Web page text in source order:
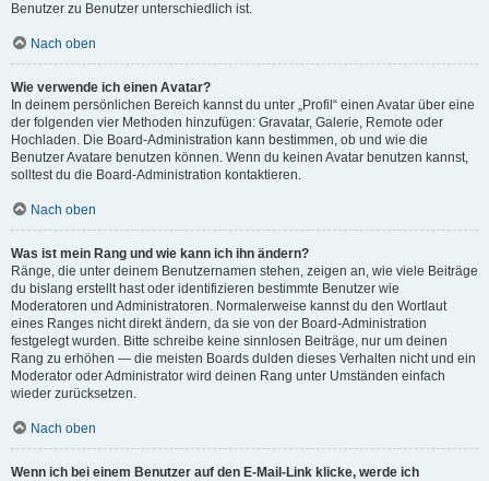
Benutzer zu Benutzer unterschiedlich ist.
Nach oben
Wie verwende ich einen Avatar?
In deinem persönlichen Bereich kannst du unter „Profil“ einen Avatar über eine
der folgenden vier Methoden hinzufügen: Gravatar, Galerie, Remote oder
Hochladen. Die Board-Administration kann bestimmen, ob und wie die
Benutzer Avatare benutzen können. Wenn du keinen Avatar benutzen kannst,
solltest du die Board-Administration kontaktieren.
Nach oben
Was ist mein Rang und wie kann ich ihn ändern?
Ränge, die unter deinem Benutzernamen stehen, zeigen an, wie viele Beiträge
du bislang erstellt hast oder identifizieren bestimmte Benutzer wie
Moderatoren und Administratoren. Normalerweise kannst du den Wortlaut
eines Ranges nicht direkt ändern, da sie von der Board-Administration
festgelegt wurden. Bitte schreibe keine sinnlosen Beiträge, nur um deinen
Rang zu erhöhen — die meisten Boards dulden dieses Verhalten nicht und ein
Moderator oder Administrator wird deinen Rang unter Umständen einfach
wieder zurücksetzen.
Nach oben
Wenn ich bei einem Benutzer auf den E-Mail-Link klicke, werde ich